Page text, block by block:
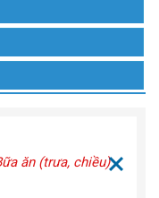
ăn (trưa, chiều)